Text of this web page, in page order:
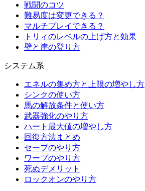
戦闘のコツ
難易度は変更できる？
マルチプレイできる？
トリィのレベルの上げ方と効果
壁と崖の登り方
システム系
エネルの集め方と上限の増やし方
シンクの使い方
馬の解放条件と使い方
武器強化のやり方
ハート最大値の増やし方
回復方法まとめ
セーブのやり方
ワープのやり方
死ぬデメリット
ロックオンのやり方